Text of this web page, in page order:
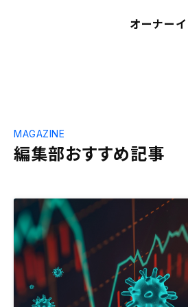
オーナー
編集部おすすめ記事
MAGAZINE